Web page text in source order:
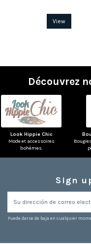
View
Découvrez
Look Hippie Chic
Mode et accessoires
bohèmes.
Sign
Puede darse de baja en cualquier